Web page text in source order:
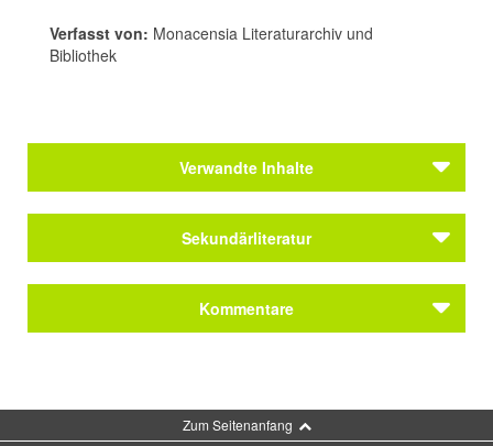
Verfasst von: Monacensia Literaturarchiv und
Bibliothek
Verwandte Inhalte
Mann, Klaus
Mann, Golo
Sekundärliteratur
Künstler und Schriftsteller im Alpenvorland. Ein
Kommentare
Zum Seitenanfang